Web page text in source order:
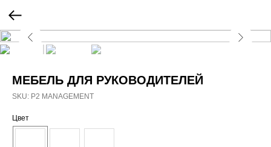
МЕБЕЛЬ ДЛЯ РУКОВОДИТЕЛЕЙ
SKU: P2 MANAGEMENT
Цвет